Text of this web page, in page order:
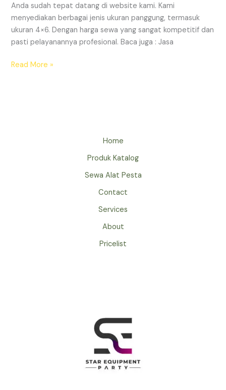
Anda sudah tepat datang di website kami. Kami
menyediakan berbagai jenis ukuran panggung, termasuk
ukuran 4×6. Dengan harga sewa yang sangat kompetitif dan
pasti pelayanannya profesional. Baca juga : Jasa
HARGA
Read More »
Home
Produk Katalog
Sewa Alat Pesta
Contact
Services
About
Pricelist